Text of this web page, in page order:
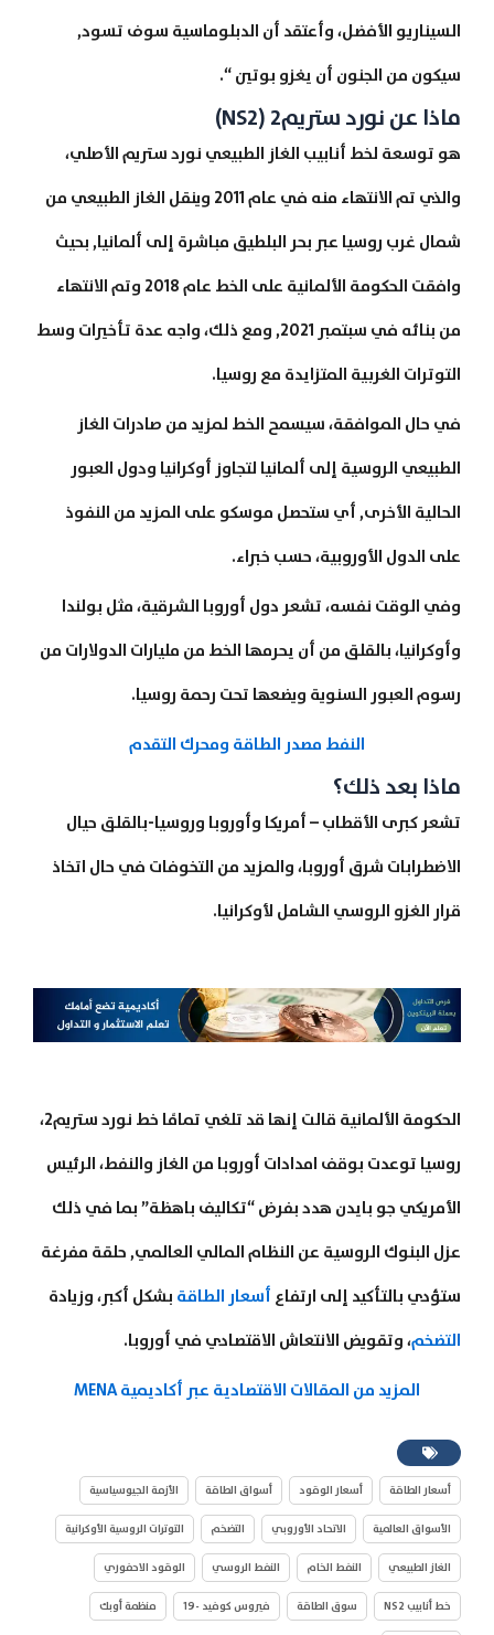
السيناريو الأفضل، وأعتقد أن الدبلوماسية سوف تسود,
سيكون من الجنون أن يغزو بوتين “.
ماذا عن نورد ستريم2 (NS2)
هو توسعة لخط أنابيب الغاز الطبيعي نورد ستريم الأصلي،
والذي تم الانتهاء منه في عام 2011 وينقل الغاز الطبيعي من
شمال غرب روسيا عبر بحر البلطيق مباشرة إلى ألمانيا, بحيث
وافقت الحكومة الألمانية على الخط عام 2018 وتم الانتهاء
من بنائه في سبتمبر 2021, ومع ذلك، واجه عدة تأخيرات وسط
التوترات الغربية المتزايدة مع روسيا.
في حال الموافقة، سيسمح الخط لمزيد من صادرات الغاز
الطبيعي الروسية إلى ألمانيا لتجاوز أوكرانيا ودول العبور
الحالية الأخرى, أي ستحصل موسكو على المزيد من النفوذ
على الدول الأوروبية، حسب خبراء.
وفي الوقت نفسه، تشعر دول أوروبا الشرقية، مثل بولندا
وأوكرانيا، بالقلق من أن يحرمها الخط من مليارات الدولارات من
رسوم العبور السنوية ويضعها تحت رحمة روسيا.
النفط مصدر الطاقة ومحرك التقدم
ماذا بعد ذلك؟
تشعر كبرى الأقطاب – أمريكا وأوروبا وروسيا-بالقلق حيال
الاضطرابات شرق أوروبا، والمزيد من التخوفات في حال اتخاذ
قرار الغزو الروسي الشامل لأوكرانيا.
الحكومة الألمانية قالت إنها قد تلغي تمامًا خط نورد ستريم2،
روسيا توعدت بوقف امدادات أوروبا من الغاز والنفط، الرئيس
الأمريكي جو بايدن هدد بفرض “تكاليف باهظة” بما في ذلك
عزل البنوك الروسية عن النظام المالي العالمي, حلقة مفرغة
ستؤدي بالتأكيد إلى ارتفاع أسعار الطاقة بشكل أكبر، وزيادة
التضخم، وتقويض الانتعاش الاقتصادي في أوروبا.
المزيد من المقالات الاقتصادية عبر أكاديمية MENA
أسعار الطاقة أسعار الوقود أسواق الطاقة الأزمة الجيوسياسية
الأسواق العالمية الاتحاد الأوروبي التضخم التوترات الروسية الأوكرانية
الغاز الطبيعي النفط الخام النفط الروسي الوقود الاحفوري
خط أنابيب NS2 سوق الطاقة فيروس كوفيد -19 منظمة أوبك